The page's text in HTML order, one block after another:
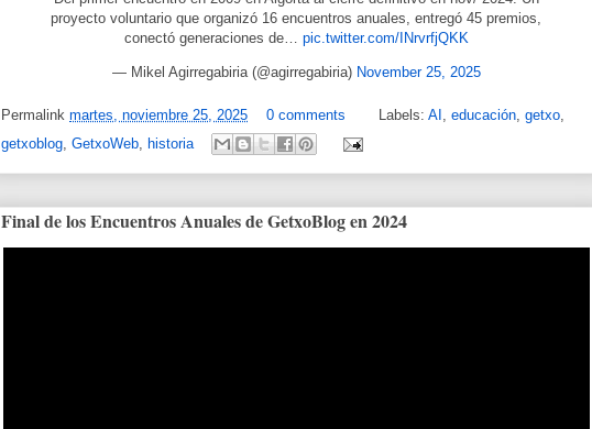
proyecto voluntario que organizó 16 encuentros anuales, entregó 45 premios,
conectó generaciones de… pic.twitter.com/INrvrfjQKK
— Mikel Agirregabiria (@agirregabiria) November 25, 2025
Permalink martes, noviembre 25, 2025 0 comments Labels: AI educación getxo
getxoblog GetxoWeb historia
Final de los Encuentros Anuales de GetxoBlog en 2024